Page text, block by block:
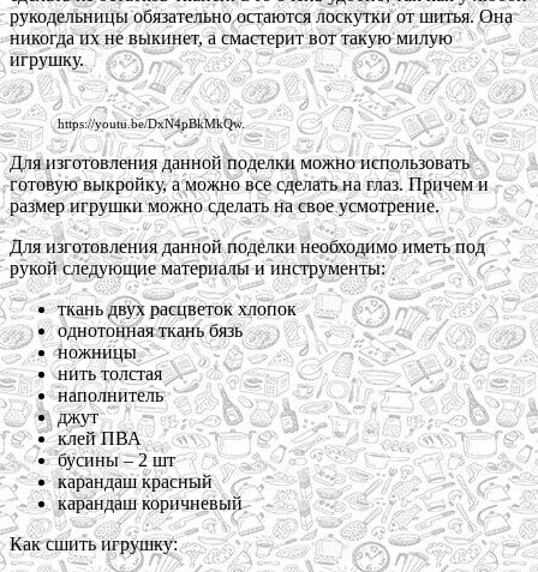
рукодельницы обязательно остаются лоскутки от шитья. Она
никогда их не выкинет, а смастерит вот такую милую
игрушку.
https://youtu.be/DxN4pBkMkQw.
Для изготовления данной поделки можно использовать
готовую выкройку, а можно все сделать на глаз. Причем и
размер игрушки можно сделать на свое усмотрение.
Для изготовления данной поделки необходимо иметь под
рукой следующие материалы и инструменты:
ткань двух расцветок хлопок
однотонная ткань бязь
ножницы
нить толстая
наполнитель
джут
клей ПВА
бусины – 2 шт
карандаш красный
карандаш коричневый
Как сшить игрушку: